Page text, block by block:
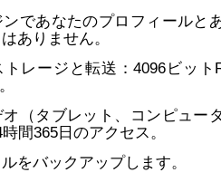
であなたのプロフィールと
ありません。
レージと転送：4096ビット
（タブレット、コンピュー
間365日のアクセス。
をバックアップします。